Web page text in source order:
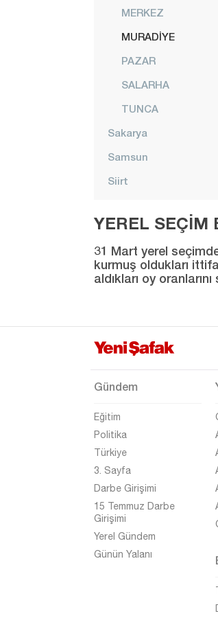
MERKEZ
MURADİYE
PAZAR
SALARHA
TUNCA
Sakarya
Samsun
Siirt
Sivas
Şanlıurfa
Şırnak
Tokat
Trabzon
Tunceli
Van
Yozgat
Zonguldak
YEREL SEÇİM
31 Mart yerel
kurmuş oldukları
aldıkları oy
Gündem
Eğitim
Politika
Türkiye
3. Sayfa
Darbe Girişimi
15 Temmuz Darbe
Girişimi
Yerel Gündem
Günün Yalanı